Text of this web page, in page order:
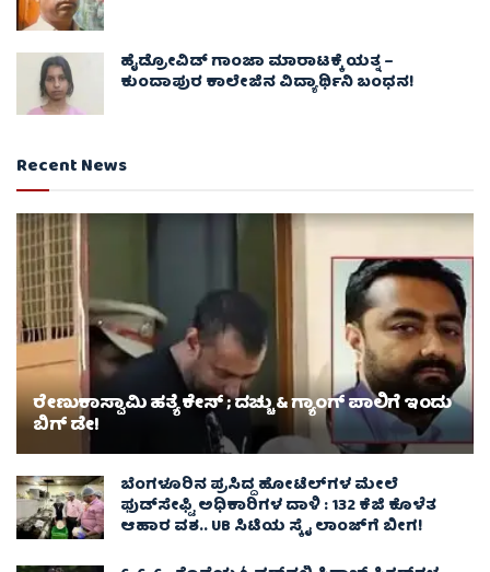
ಹೈಡ್ರೋವಿಡ್ ಗಾಂಜಾ ಮಾರಾಟಕ್ಕೆ ಯತ್ನ –
ಕುಂದಾಪುರ ಕಾಲೇಜಿನ ವಿದ್ಯಾರ್ಥಿನಿ ಬಂಧನ!
Recent News
ರೇಣುಕಾಸ್ವಾಮಿ ಹತ್ಯೆ ಕೇಸ್‌ ; ದಚ್ಚು & ಗ್ಯಾಂಗ್ ಪಾಲಿಗೆ ಇಂದು
ಬಿಗ್‌ ಡೇ!
ಬೆಂಗಳೂರಿನ ಪ್ರಸಿದ್ದ ಹೋಟೆಲ್‌ಗಳ ಮೇಲೆ
ಫುಡ್‌ಸೇಫ್ಟಿ ಅಧಿಕಾರಿಗಳ ದಾಳಿ : 132 ಕೆಜಿ ಕೊಳೆತ
ಆಹಾರ ವಶ.. UB ಸಿಟಿಯ ಸ್ಕೈ ಲಾಂಜ್‌ಗೆ ಬೀಗ!